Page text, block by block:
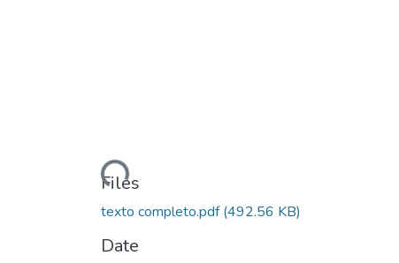
Loading...
Files
texto completo.pdf(492.56 KB)
Date